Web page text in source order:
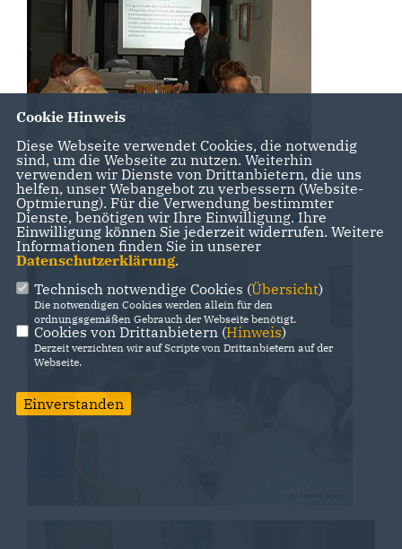
Cookie Hinweis
Diese Webseite verwendet Cookies, die notwendig
sind, um die Webseite zu nutzen. Weiterhin
verwenden wir Dienste von Drittanbietern, die uns
helfen, unser Webangebot zu verbessern (Website-
Optmierung). Für die Verwendung bestimmter
Dienste, benötigen wir Ihre Einwilligung. Ihre
Einwilligung können Sie jederzeit widerrufen. Weitere
Informationen finden Sie in unserer
Datenschutzerklärung.
Technisch notwendige Cookies (Übersicht)
Die notwendigen Cookies werden allein für den
ordnungsgemäßen Gebrauch der Webseite benötigt.
Cookies von Drittanbietern (Hinweis)
Derzeit verzichten wir auf Scripte von Drittanbietern auf der
Webseite.
Einverstanden